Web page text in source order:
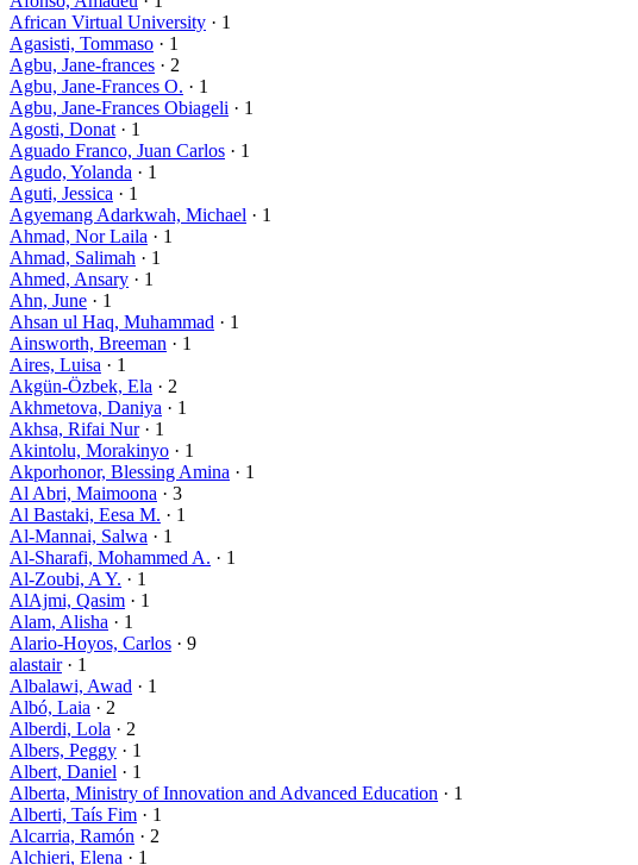
African Virtual University · 1
Agasisti, Tommaso · 1
Agbu, Jane-frances · 2
Agbu, Jane-Frances O. · 1
Agbu, Jane-Frances Obiageli · 1
Agosti, Donat · 1
Aguado Franco, Juan Carlos · 1
Agudo, Yolanda · 1
Aguti, Jessica · 1
Agyemang Adarkwah, Michael · 1
Ahmad, Nor Laila · 1
Ahmad, Salimah · 1
Ahmed, Ansary · 1
Ahn, June · 1
Ahsan ul Haq, Muhammad · 1
Ainsworth, Breeman · 1
Aires, Luisa · 1
Akgün-Özbek, Ela · 2
Akhmetova, Daniya · 1
Akhsa, Rifai Nur· 1
Akintolu, Morakinyo · 1
Akporhonor, Blessing Amina · 1
Al Abri, Maimoona · 3
Al Bastaki, Eesa M. · 1
Al-Mannai, Salwa · 1
Al-Sharafi, Mohammed A. · 1
Al-Zoubi, A Y. · 1
AlAjmi, Qasim · 1
Alam, Alisha · 1
Alario-Hoyos, Carlos · 9
alastair· 1
Albalawi, Awad · 1
Albó, Laia · 2
Alberdi, Lola · 2
Albers, Peggy · 1
Albert, Daniel · 1
Alberta, Ministry of Innovation and Advanced Education · 1
Alberti, Taís Fim · 1
Alcarria, Ramón · 2
Alchieri, Elena · 1